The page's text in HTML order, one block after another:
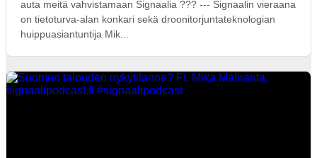
auta meitä vahvistamaan Signaalia ??? --- Signaalin vieraana
on tietoturva-alan konkari sekä droonitorjuntateknologian
huippuasiantuntija Mik...